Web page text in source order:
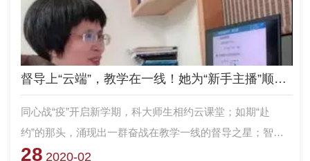
督导上“云端”，教学在一线！她为“新手主播”顺利施教保驾护航
同心战“疫”开启新学期，科大师生相约云课堂；如期“赴
约”的那头，涌现出一群奋战在教学一线的督导之星；智能
科学学院唐莺教授就是其中一位。
28 2020-02